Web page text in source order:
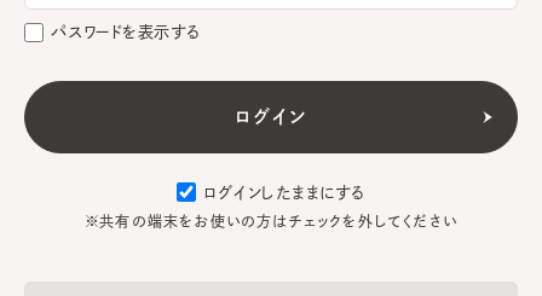
パスワードを表示する
ログインしたままにする
※共有の端末をお使いの方はチェックを外してください